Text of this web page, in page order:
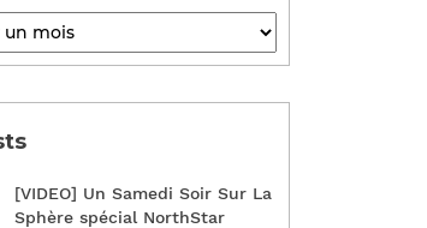
[VIDEO] Un Samedi Soir Sur La
Sphère spécial NorthStar